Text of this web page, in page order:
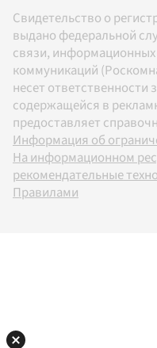
Свидетельство о
выдано федеральной
связи,
коммуникаций
несет
содержащейся в
предоставляет
Информация об
На информационном
рекомендательные
Правилами